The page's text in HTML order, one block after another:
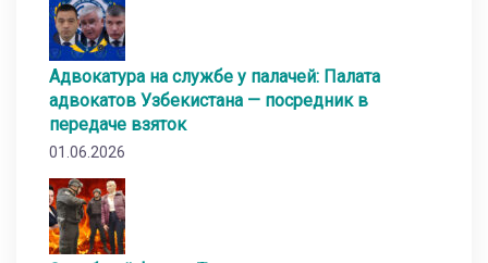
Адвокатура на службе у палачей: Палата
адвокатов Узбекистана — посредник в
передаче взяток
01.06.2026